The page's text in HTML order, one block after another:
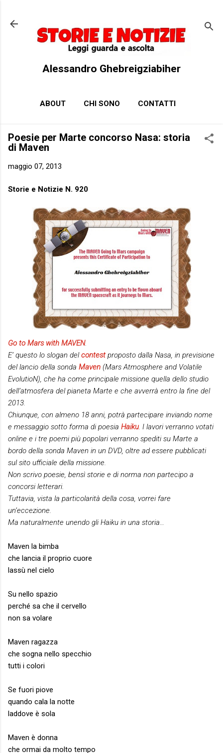
Alessandro Ghebreigziabiher
ABOUT CHI SONO CONTATTI
Poesie per Marte concorso Nasa: storia
di Maven
maggio 07, 2013
Storie e Notizie N. 920
Go to Mars with MAVEN.
E’ questo lo slogan delcontestproposto dalla Nasa, in previsione
del lancio della sonda Maven (Mars Atmosphere and Volatile
EvolutioN), che ha come principale missione quella dello studio
dell’atmosfera del pianeta Marte e che avverrà entro la fine del
2013.
Chiunque, con almeno 18 anni, potrà partecipare inviando nome
e messaggio sotto forma di poesia Haiku. I lavori verranno votati
online e i tre poemi più popolari verranno spediti su Marte a
bordo della sonda Maven in un DVD, oltre ad essere pubblicati
sul sito ufficiale della missione.
Non scrivo poesie, bensì storie e di norma non partecipo a
concorsi letterari.
Tuttavia, vista la particolarità della cosa, vorrei fare
un’eccezione.
Ma naturalmente unendo gli Haiku in una storia…
Maven la bimba
che lancia il proprio cuore
lassù nel cielo
Su nello spazio
perché sa che il cervello
non sa volare
Maven ragazza
che sogna nello specchio
tutti i colori
Se fuori piove
quando cala la notte
laddove è sola
Maven è donna
che ormai da molto tempo